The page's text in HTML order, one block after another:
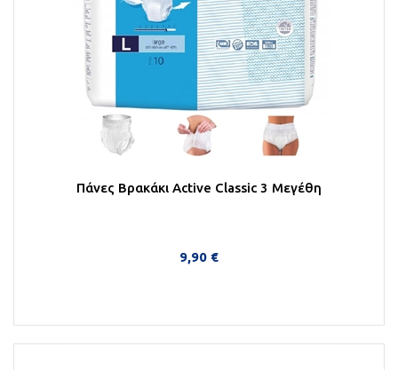
Πάνες Βρακάκι Active Classic 3 Μεγέθη
9,90 €